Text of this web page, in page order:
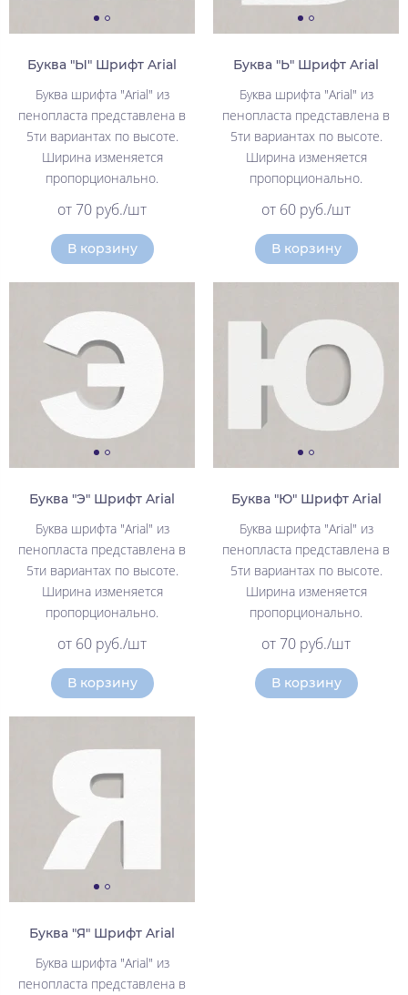
Буква "Ы" Шрифт Arial
Буква шрифта "Arial" из
пенопласта представлена в
5ти вариантах по высоте.
Ширина изменяется
пропорционально.
от 70 руб./шт
В корзину
Буква "Ь" Шрифт Arial
Буква шрифта "Arial" из
пенопласта представлена в
5ти вариантах по высоте.
Ширина изменяется
пропорционально.
от 60 руб./шт
В корзину
Буква "Э" Шрифт Arial
Буква шрифта "Arial" из
пенопласта представлена в
5ти вариантах по высоте.
Ширина изменяется
пропорционально.
от 60 руб./шт
В корзину
Буква "Ю" Шрифт Arial
Буква шрифта "Arial" из
пенопласта представлена в
5ти вариантах по высоте.
Ширина изменяется
пропорционально.
от 70 руб./шт
В корзину
Буква "Я" Шрифт Arial
Буква шрифта "Arial" из
пенопласта представлена в